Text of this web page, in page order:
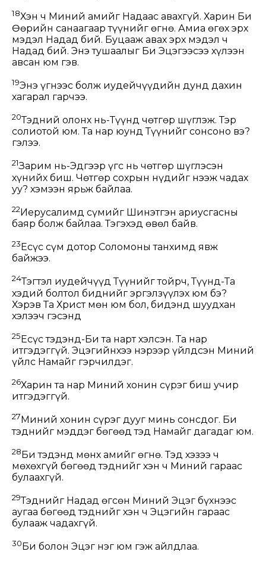
18Хэн ч Миний амийг Надаас авахгүй. Харин Би
Өөрийн санаагаар түүнийг өгнө. Амиа өгөх эрх
мэдэл Надад бий. Буцааж авах эрх мэдэл ч
Надад бий. Энэ тушаалыг Би Эцэгээсээ хүлээн
авсан юм гэв.
19Энэ үгнээс болж иудейчүүдийн дунд дахин
хагарал гарчээ.
20Тэдний олонх нь-Түүнд чөтгөр шүглэж. Тэр
солиотой юм. Та нар юунд Түүнийг сонсоно вэ?
гэлээ.
21Зарим нь-Эдгээр үгс нь чөтгөр шүглэсэн
хүнийх биш. Чөтгөр сохрын нүдийг нээж чадах
уу? хэмээн ярьж байлаа.
22Иерусалимд сүмийг Шинэтгэн ариусгасны
баяр болж байлаа. Тэгэхэд өвөл байв.
23 Есүс сүм дотор Соломоны танхимд явж
байжээ.
24Тэгтэл иудейчүүд Түүнийг тойрч, Түүнд-Та
хэдий болтол биднийг эргэлзүүлэх юм бэ?
Хэрэв Та Христ мөн юм бол, бидэнд шуудхан
хэлээч гэсэнд
25Есүс тэдэнд-Би та нарт хэлсэн. Та нар
итгэдэггүй. Эцэгийнхээ нэрээр үйлдсэн Миний
үйлс Намайг гэрчилдэг.
26Харин та нар Миний хонин сүрэг биш учир
итгэдэггүй.
27 Миний хонин сүрэг дууг минь сонсдог. Би
тэднийг мэддэг бөгөөд тэд Намайг дагадаг юм.
28Би тэдэнд мөнх амийг өгнө. Тэд хэзээ ч
мөхөхгүй бөгөөд тэднийг хэн ч Миний гараас
булаахгүй.
29Тэднийг Надад өгсөн Миний Эцэг бүхнээс
аугаа бөгөөд тэднийг хэн ч Эцэгийн гараас
булааж чадахгүй.
30 Би болон Эцэг нэг юм гэж айлдлаа.